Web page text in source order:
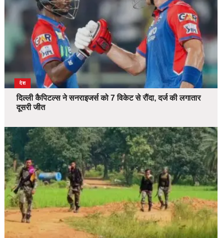
देश
दिल्ली कैपिटल्स ने सनराइजर्स को 7 विकेट से रौंदा, दर्ज की लगातार
दूसरी जीत